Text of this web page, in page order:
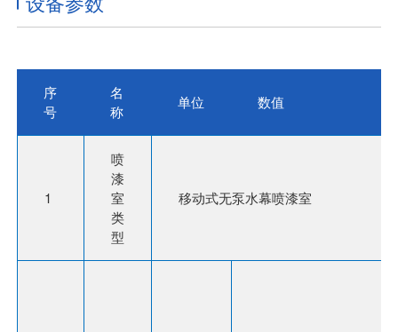
序
号
名
称
单位 数值
1
喷
漆
室
类
型
移动式无泵水幕喷漆室